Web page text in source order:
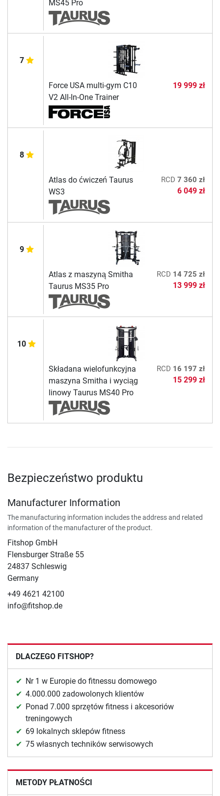
MS45 Pro
7
Force USA multi-gym C10
V2 All-In-One Trainer
19 999 zł
8
Atlas do ćwiczeń Taurus
WS3
RCD 7 360 zł
6 049 zł
9
Atlas z maszyną Smitha
Taurus MS35 Pro
RCD 14 725 zł
13 999 zł
10
Składana wielofunkcyjna
maszyna Smitha i wyciąg
linowy Taurus MS40 Pro
RCD 16 197 zł
15 299 zł
Bezpieczeństwo produktu
Manufacturer Information
The manufacturing information includes the address and related
information of the manufacturer of the product.
Fitshop GmbH
Flensburger Straße 55
24837 Schleswig
Germany
+49 4621 42100
info@fitshop.de
DLACZEGO FITSHOP?
Nr 1 w Europie do fitnessu domowego
4.000.000 zadowolonych klientów
Ponad 7.000 sprzętów fitness i akcesoriów
treningowych
69 lokalnych sklepów fitness
75 własnych techników serwisowych
METODY PŁATNOŚCI